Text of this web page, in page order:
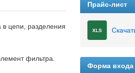
в цепи, разделения
фильтра.
Прайс-лист
XLS
Форма входа